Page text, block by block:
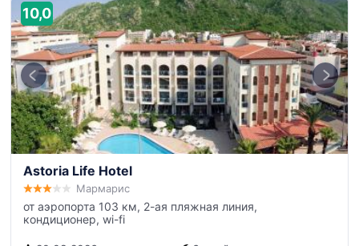
10,0
Astoria Life Hotel
Мармарис
от аэропорта 103 км, 2-ая пляжная линия,
кондиционер, wi-fi